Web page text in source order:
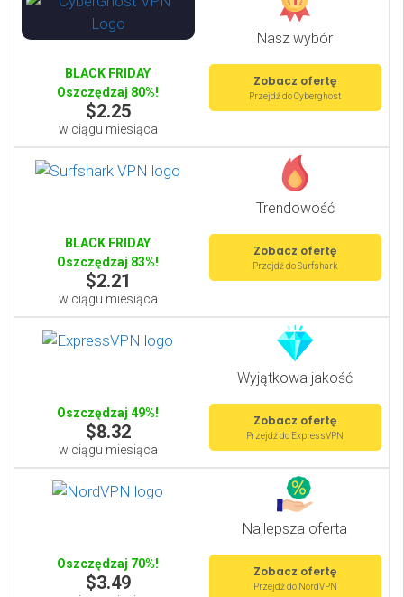
Nasz wybór
BLACK FRIDAY
Oszczędzaj 80%!
$2.25
w ciągu miesiąca
Zobacz ofertę
Przejdź do Cyberghost
Trendowość
BLACK FRIDAY
Oszczędzaj 83%!
$2.21
w ciągu miesiąca
Zobacz ofertę
Przejdź do Surfshark
Wyjątkowa jakość
Oszczędzaj 49%!
$8.32
w ciągu miesiąca
Zobacz ofertę
Przejdź do ExpressVPN
Najlepsza oferta
Oszczędzaj 70%!
$3.49
Zobacz ofertę
Przejdź do NordVPN